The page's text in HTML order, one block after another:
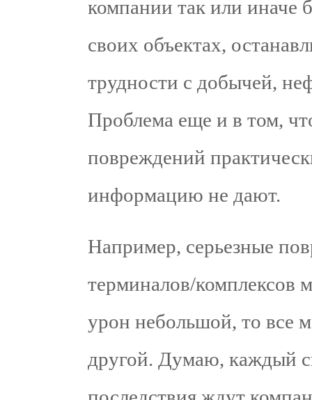
компании так или иначе
своих объектах,
трудности с добычей,
Проблема еще и в том,
повреждений
информацию не дают.
Например, серьезные
терминалов/комплексов
урон небольшой, то все
другой. Думаю, каждый